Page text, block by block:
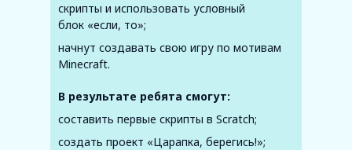
В результате ребята смогут:
скрипты и использовать условный
блок «если, то»;
начнут создавать свою игру по мотивам
Minecraft.
составить первые скрипты в Scratch;
создать проект «Царапка, берегись!»;